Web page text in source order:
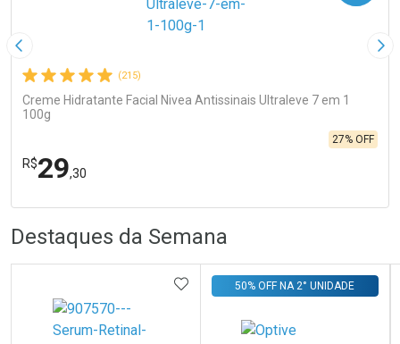
Imagem Anterior
(215)
Creme Hidratante Facial Nivea Antissinais Ultraleve 7 em 1
100g
R$29,30
27% OFF
Laboratório
Por Menos
Destaques da Semana
ADICIONAR AOS FAVORITOS
50% OFF NA 2° UNIDADE